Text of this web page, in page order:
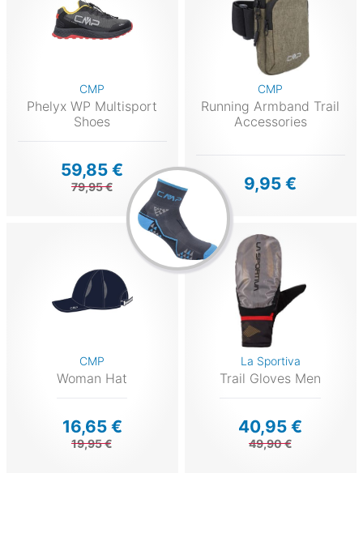
CMP
Phelyx WP Multisport
Shoes
59,85 €
79,95 €
CMP
Running Armband Trail
Accessories
9,95 €
CMP
Woman Hat
16,65 €
19,95 €
La Sportiva
Trail Gloves Men
40,95 €
49,90 €